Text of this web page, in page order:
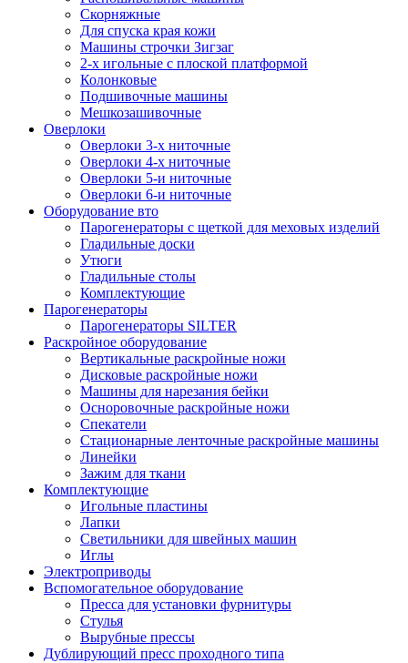
Скорняжные
Для спуска края кожи
Машины строчки Зигзаг
2-х игольные с плоской платформой
Колонковые
Подшивочные машины
Мешкозашивочные
Оверлоки
Оверлоки 3-х ниточные
Оверлоки 4-х ниточные
Оверлоки 5-и ниточные
Оверлоки 6-и ниточные
Оборудование вто
Парогенераторы с щеткой для меховых изделий
Гладильные доски
Утюги
Гладильные столы
Комплектующие
Парогенераторы
Парогенераторы SILTER
Раскройное оборудование
Вертикальные раскройные ножи
Дисковые раскройные ножи
Машины для нарезания бейки
Осноровочные раскройные ножи
Спекатели
Стационарные ленточные раскройные машины
Линейки
Зажим для ткани
Комплектующие
Игольные пластины
Лапки
Светильники для швейных машин
Иглы
Электроприводы
Вспомогательное оборудование
Пресса для установки фурнитуры
Стулья
Вырубные прессы
Дублирующий пресс проходного типа